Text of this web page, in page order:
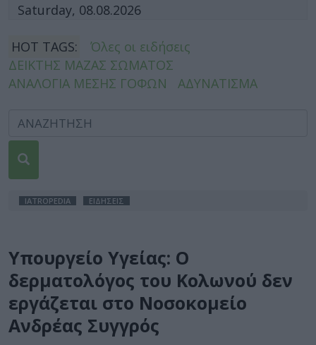
Saturday, 08.08.2026
HOT TAGS:
Όλες οι ειδήσεις
ΔΕΙΚΤΗΣ ΜΑΖΑΣ ΣΩΜΑΤΟΣ
ΑΝΑΛΟΓΙΑ ΜΕΣΗΣ ΓΟΦΩΝ
ΑΔΥΝΑΤΙΣΜΑ
IATROPEDIA ΕΙΔΗΣΕΙΣ
Υπουργείο Υγείας: O
δερματολόγος του Κολωνού δεν
εργάζεται στο Νοσοκομείο
Ανδρέας Συγγρός